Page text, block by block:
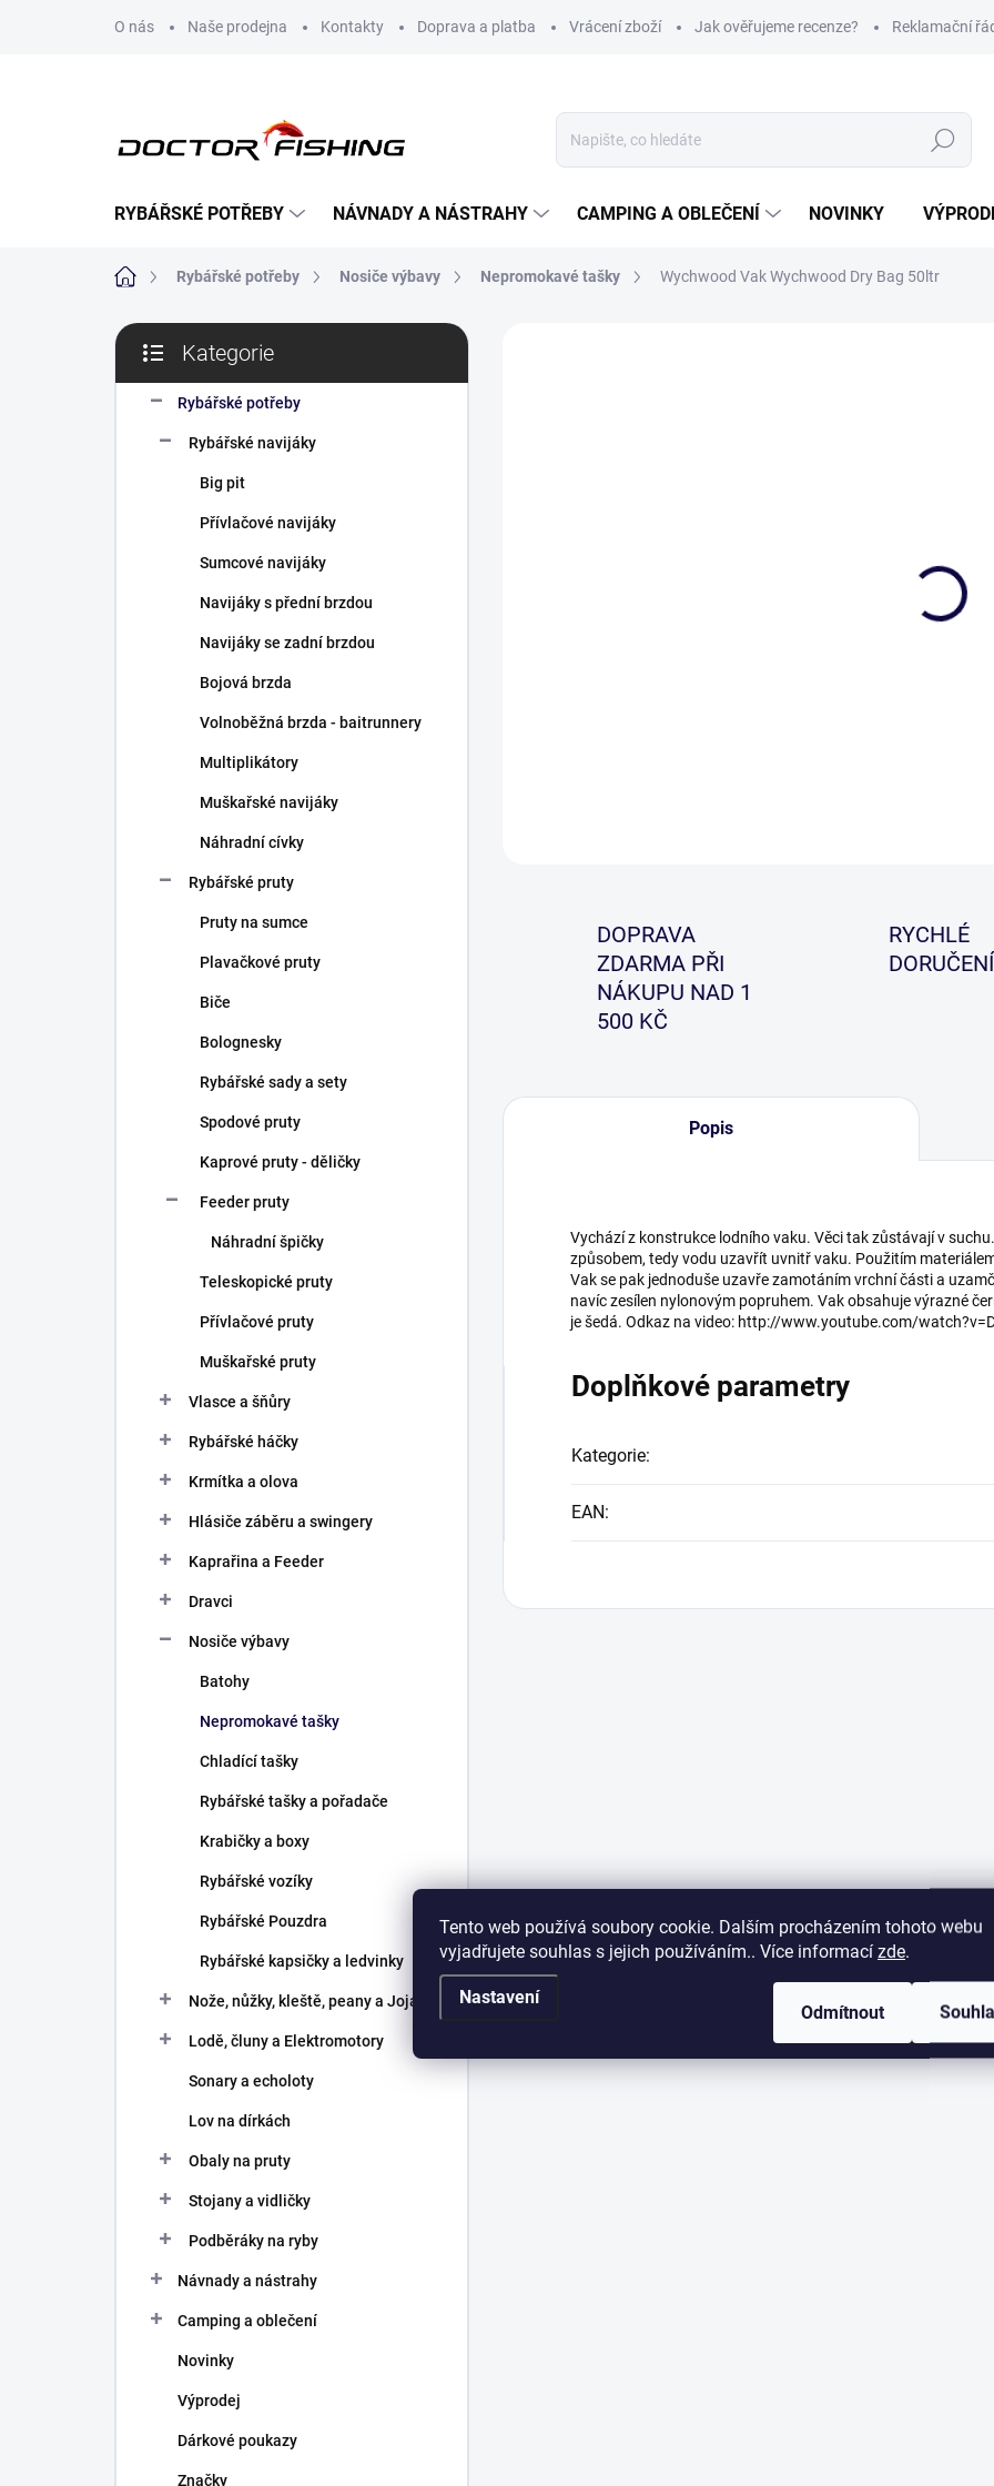
Tento web používá soubory cookie. Dalším procházením tohoto webu
vyjadřujete souhlas s jejich používáním.. Více informací zde.
Nastavení
Odmítnout
O nás Naše prodejna Kontakty Doprava a platba Vrácení zboží Jak ověřujeme recenze? Reklamační
Hledat
RYBÁŘSKÉ POTŘEBY NÁVNADY A NÁSTRAHY CAMPING A OBLEČENÍ NOVINKY
Domů Rybářské potřeby Nosiče výbavy Nepromokavé tašky Wychwood Vak Wychwood Dry Bag 50ltr
P
s
kategorie
Kategorie
Rybářské potřeby
Rybářské navijáky
Big pit
Přívlačové navijáky
Sumcové navijáky
Navijáky s přední brzdou
Navijáky se zadní brzdou
Bojová brzda
Volnoběžná brzda - baitrunnery
Multiplikátory
Muškařské navijáky
Náhradní cívky
Rybářské pruty
Pruty na sumce
Plavačkové pruty
Biče
Bolognesky
Rybářské sady a sety
Spodové pruty
Kaprové pruty - děličky
Feeder pruty
Náhradní špičky
Teleskopické pruty
Přívlačové pruty
Muškařské pruty
Vlasce a šňůry
Rybářské háčky
Krmítka a olova
Hlásiče záběru a swingery
Kaprařina a Feeder
Dravci
Nosiče výbavy
Batohy
Nepromokavé tašky
Chladící tašky
Rybářské tašky a pořadače
Krabičky a boxy
Rybářské vozíky
Rybářské Pouzdra
Rybářské kapsičky a ledvinky
Nože, nůžky, kleště, peany a Joja
Lodě, čluny a Elektromotory
Sonary a echoloty
Lov na dírkách
Obaly na pruty
Stojany a vidličky
Podběráky na ryby
Návnady a nástrahy
Camping a oblečení
Novinky
Výprodej
Dárkové poukazy
Značky
DOPRAVA
ZDARMA PŘI
NÁKUPU NAD 1
500 KČ
RYCHLÉ
DORUČENÍ
Popis
Vychází z konstrukce lodního vaku. Věci tak zůstávají v
způsobem, tedy vodu uzavřít uvnitř vaku. Použitím
Vak se pak jednoduše uzavře zamotáním vrchní části a
navíc zesílen nylonovým popruhem. Vak obsahuje výrazné
je šedá. Odkaz na video: http://www.youtube.com/
Doplňkové parametry
Kategorie:
EAN: